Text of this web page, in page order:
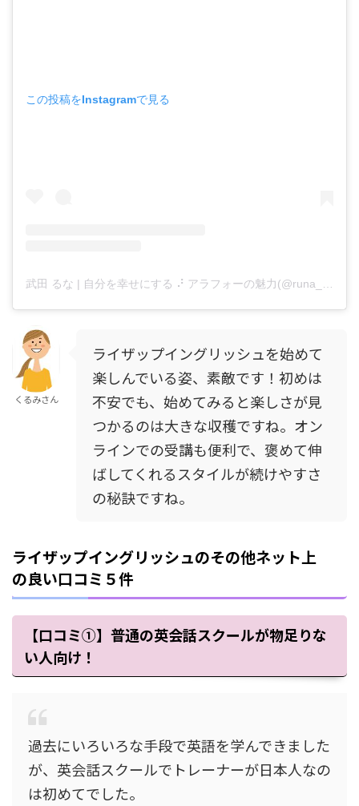
この投稿をInstagramで見る
武田 るな | 自分を幸せにする ⠜ アラフォーの魅力(@runa__takeda)がシェアした投稿
くるみさん
ライザップイングリッシュを始めて
楽しんでいる姿、素敵です！初めは
不安でも、始めてみると楽しさが見
つかるのは大きな収穫ですね。オン
ラインでの受講も便利で、褒めて伸
ばしてくれるスタイルが続けやすさ
の秘訣ですね。
ライザップイングリッシュのその他ネット上
の良い口コミ５件
【口コミ①】普通の英会話スクールが物足りな
い人向け！
過去にいろいろな手段で英語を学んできました
が、英会話スクールでトレーナーが日本人なの
は初めてでした。